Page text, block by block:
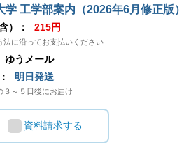
学 工学部案内（2026年6月修正版）
）： 215円
法に沿ってお支払いください
ゆうメール
明日発送
３～５日後にお届け
資料請求する